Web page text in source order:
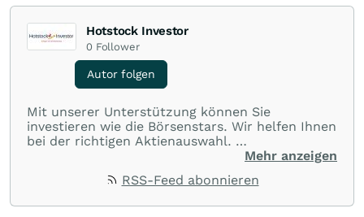
Hotstock Investor
0 Follower
Autor folgen
Mit unserer Unterstützung können Sie
investieren wie die Börsenstars. Wir helfen Ihnen
bei der richtigen Aktienauswahl.
bringen für Sie das Wesentliche auf den Punkt.
Mehr anzeigen
RSS-Feed abonnieren